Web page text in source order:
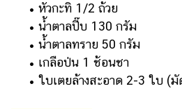
• หัวกะทิ 1/2 ถ้วย
• น้ำตาลปี๊บ 130 กรัม
• น้ำตาลทราย 50 กรัม
• เกลือป่น 1 ช้อนชา
• ใบเตยล้างสะอาด 2-3 ใบ (มั